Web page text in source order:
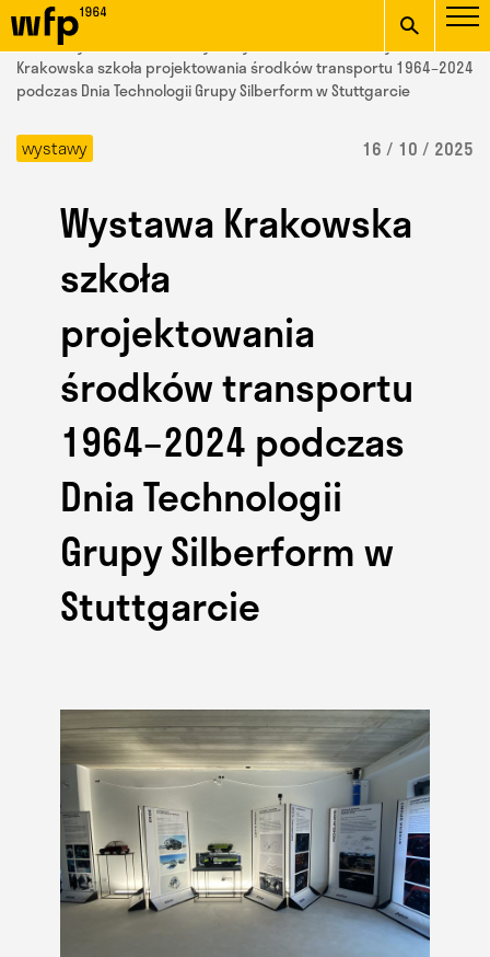
Oficjalna witryna
Wydziału Form
Przemysłowych ASP w
Krakowie
wpisz szukaną frazę
/ Wydział Form Przemysłowych /
Krakowska szkoła projektowania środków transportu 1964–2024
podczas Dnia Technologii Grupy Silberform w Stuttgarcie
wystawy 16 / 10 / 2025
Wystawa Krakowska
szkoła
projektowania
środków transportu
1964–2024 podczas
Dnia Technologii
Grupy Silberform w
Stuttgarcie